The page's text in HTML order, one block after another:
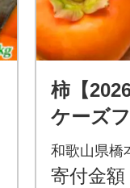
柿【
ケーズ
有柿 M
(約
和歌山県橋
寄付金額